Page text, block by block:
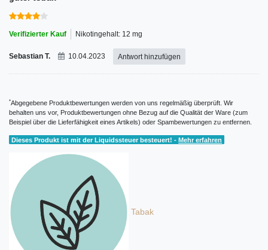
Verifizierter Kauf Nikotingehalt: 12 mg
Sebastian T. 10.04.2023 Antwort hinzufügen
*Abgegebene Produktbewertungen werden von uns regelmäßig überprüft. Wir
behalten uns vor, Produktbewertungen ohne Bezug auf die Qualität der Ware (zum
Beispiel über die Lieferfähigkeit eines Artikels) oder Spambewertungen zu entfernen.
Dieses Produkt ist mit der Liquidssteuer besteuert! -Mehr erfahren
Tabak